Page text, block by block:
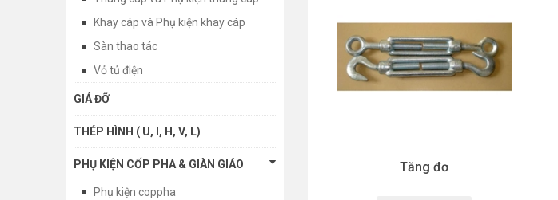
Tăng đơ
Khay cáp và Phụ kiện khay cáp
Sàn thao tác
Vỏ tủ điện
GIÁ ĐỠ
THÉP HÌNH ( U, I, H, V, L)
PHỤ KIỆN CỐP PHA & GIÀN GIÁO
Phụ kiện coppha